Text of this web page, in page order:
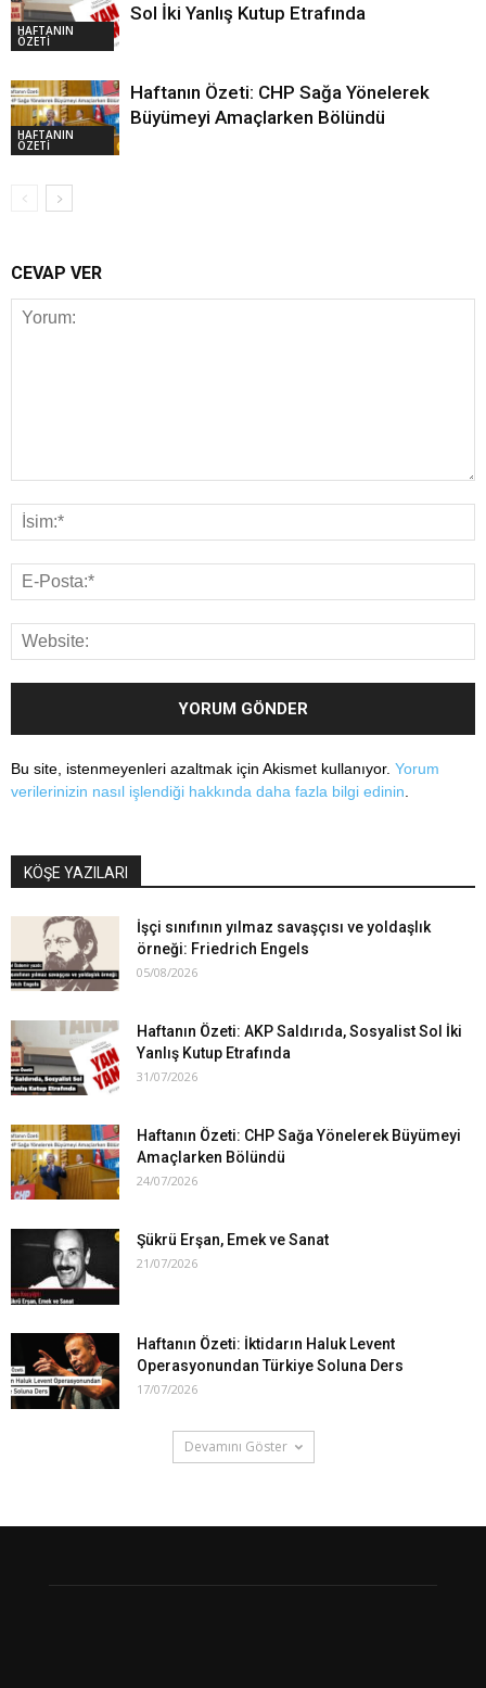
HAFTANIN
ÖZETİ
Sol İki Yanlış Kutup Etrafında
HAFTANIN
ÖZETİ
Haftanın Özeti: CHP Sağa Yönelerek
Büyümeyi Amaçlarken Bölündü
CEVAP VER
Bu site, istenmeyenleri azaltmak için Akismet kullanıyor. Yorum
verilerinizin nasıl işlendiği hakkında daha fazla bilgi edinin
KÖŞE YAZILARI
İşçi sınıfının yılmaz savaşçısı ve yoldaşlık
örneği: Friedrich Engels
05/08/2026
Haftanın Özeti: AKP Saldırıda, Sosyalist Sol İki
Yanlış Kutup Etrafında
31/07/2026
Haftanın Özeti: CHP Sağa Yönelerek Büyümeyi
Amaçlarken Bölündü
24/07/2026
Şükrü Erşan, Emek ve Sanat
21/07/2026
Haftanın Özeti: İktidarın Haluk Levent
Operasyonundan Türkiye Soluna Ders
17/07/2026
Devamını Göster